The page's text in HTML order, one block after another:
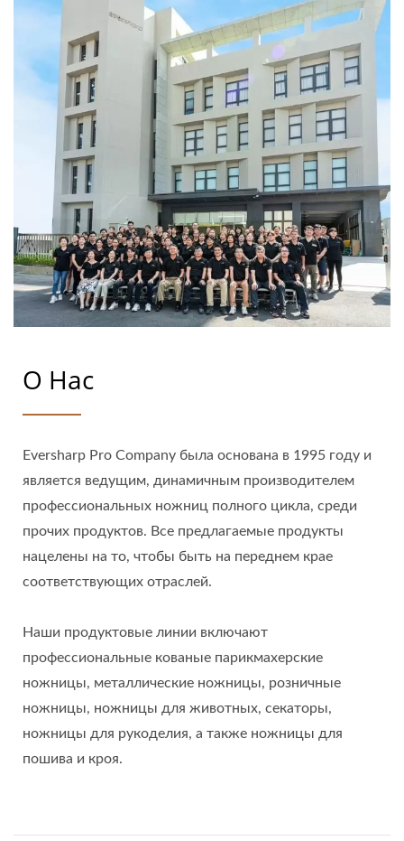
О Нас
Eversharp Pro Company была основана в 1995 году и
является ведущим, динамичным производителем
профессиональных ножниц полного цикла, среди
прочих продуктов. Все предлагаемые продукты
нацелены на то, чтобы быть на переднем крае
соответствующих отраслей.
Наши продуктовые линии включают
профессиональные кованые парикмахерские
ножницы, металлические ножницы, розничные
ножницы, ножницы для животных, секаторы,
ножницы для рукоделия, а также ножницы для
пошива и кроя.